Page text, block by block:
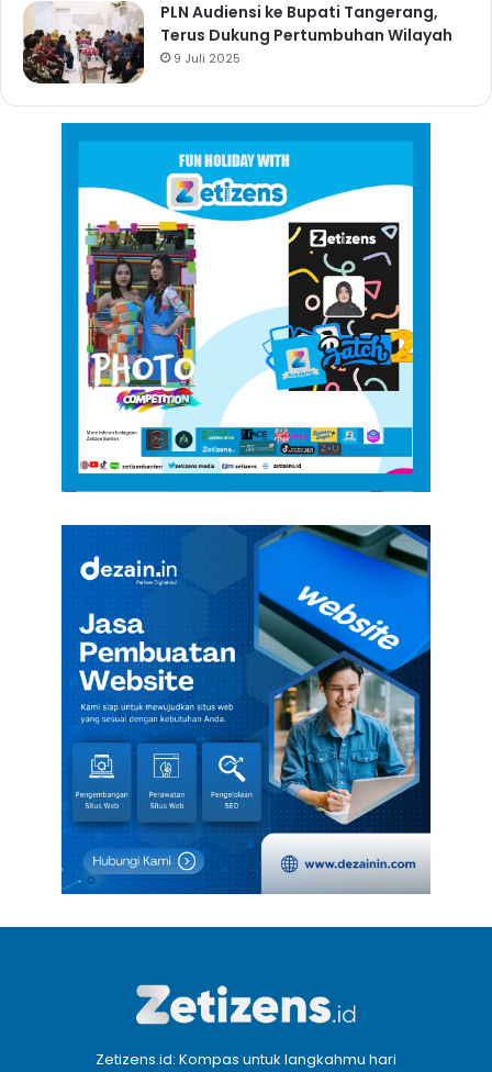
PLN Audiensi ke Bupati Tangerang,
Terus Dukung Pertumbuhan Wilayah
9 Juli 2025
Zetizens.id: Kompas untuk langkahmu hari